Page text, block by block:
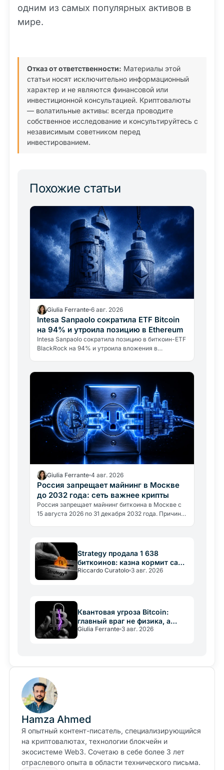
одним из самых популярных активов в
мире.
Отказ от ответственности: Материалы этой
статьи носят исключительно информационный
характер и не являются финансовой или
инвестиционной консультацией. Криптовалюты
— волатильные активы: всегда проводите
собственное исследование и консультируйтесь с
независимым советником перед
инвестированием.
Похожие статьи
Giulia Ferrante 6 авг. 2026
Intesa Sanpaolo сократила ETF Bitcoin
на 94% и утроила позицию в Ethereum
Intesa Sanpaolo сократила позицию в биткоин-ETF
BlackRock на 94% и утроила вложения в
Giulia Ferrante 4 авг. 2026
Россия запрещает майнинг в Москве
до 2032 года: сеть важнее крипты
Россия запрещает майнинг биткоина в Москве с
15 августа 2026 по 31 декабря 2032 года. Причина
Strategy продала 1 638
биткоинов: казна кормит саму
себя
Riccardo Curatolo 3 авг. 2026
Квантовая угроза Bitcoin:
главный враг не физика, а
медлительность
Giulia Ferrante 3 авг. 2026
Hamza Ahmed
Я опытный контент-писатель, специализирующийся
на криптовалютах, технологии блокчейн и
экосистеме Web3. Сочетаю в себе более 3 лет
отраслевого опыта в области технического письма.